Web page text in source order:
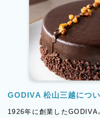
GODIVA 松山三越につ
1926年に創業したGODIVA